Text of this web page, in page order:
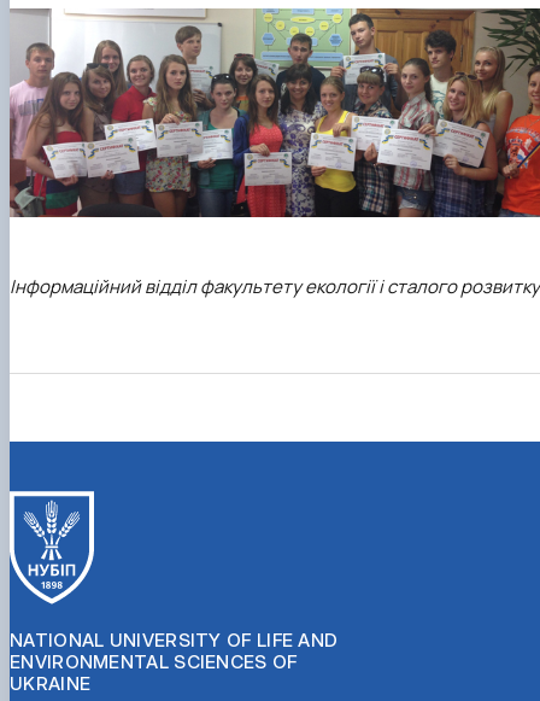
Інформаційний відділ факультету екології і сталого розвитку
NATIONAL UNIVERSITY OF LIFE AND
ENVIRONMENTAL SCIENCES OF
UKRAINE